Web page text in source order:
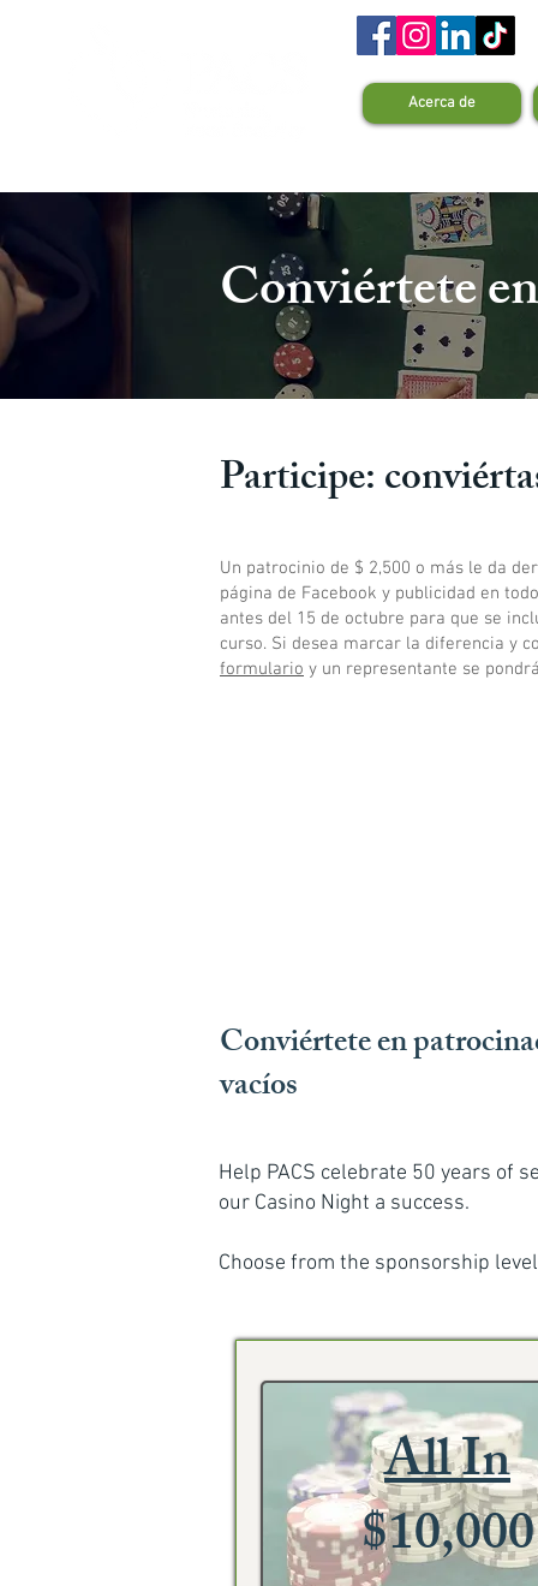
Acerca de
Conviértete
Participe:
Un patrocinio de $ 2,500 o más le da
página de Facebook y publicidad en
antes del 15 de octubre para que se
curso. Si desea marcar la diferencia y
formulario y un representante se
Conviértete en
vacíos
Help PACS celebrate 50 years of
our Casino Night a success.
Choose from the sponsorship
All In
$10,000